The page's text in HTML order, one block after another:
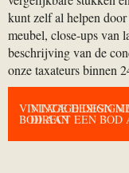
kunt zelf al helpen
meubel, close-ups van
beschrijving van de
onze taxateurs binnen
VINTAGE DESIGN
DIRECT EEN BOD
VINTAGE DESIGN
BOD AAN